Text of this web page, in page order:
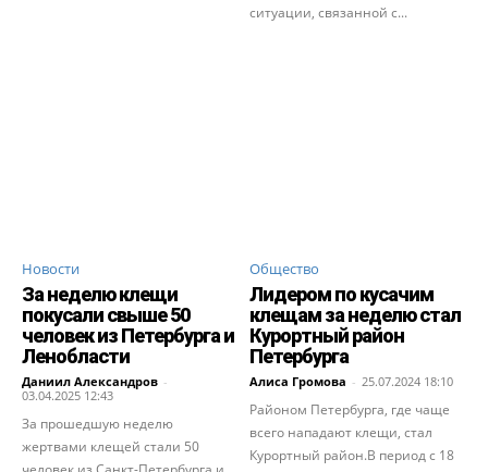
ситуации, связанной с...
Новости
За неделю клещи
покусали свыше 50
человек из Петербурга и
Ленобласти
Даниил Александров -
03.04.2025 12:43
За прошедшую неделю
жертвами клещей стали 50
Общество
Лидером по кусачим
клещам за неделю стал
Курортный район
Петербурга
Алиса Громова - 25.07.2024 18:10
Районом Петербурга, где чаще
всего нападают клещи, стал
Курортный район.В период с 18